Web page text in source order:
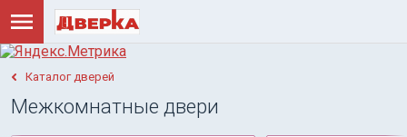
Каталог дверей
Межкомнатные двери